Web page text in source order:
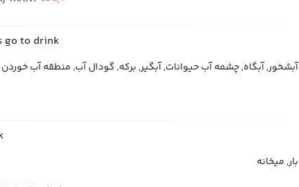
go to drink
آبشخور, آبگاه, چشمه آب حیوانات, آبگیر, برکه, گودال آب, منطقه آب
بار, میخانه